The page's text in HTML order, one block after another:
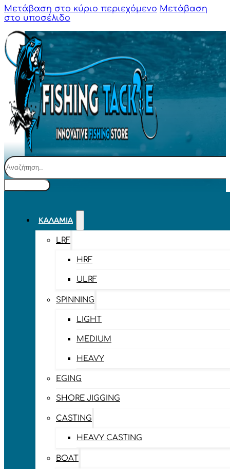
Μετάβαση στο κύριο περιεχόμενο Μετάβαση
στο υποσέλιδο
Αναζήτηση
ΚΑΛΆΜΙΑ
LRF
HRF
ULRF
SPINNING
LIGHT
MEDIUM
HEAVY
EGING
SHORE JIGGING
CASTING
HEAVY CASTING
BOAT